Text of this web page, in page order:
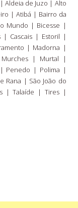
Aldeia de Juzo | Alto
| Atibá | Bairro da
Mundo | Bicesse |
| Cascais| Estoril |
| Madorna |
| Murtal |
| Penedo | Polima |
Rana | São João do
| Talaíde | Tires |